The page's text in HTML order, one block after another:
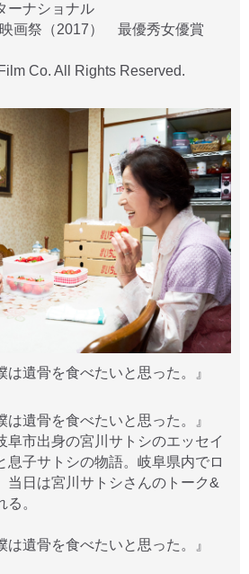
ーナショナル
画祭（2017） 最優秀女優賞
Co. All Rights Reserved.
は遺骨を食べたいと思った。』
は遺骨を食べたいと思った。』
阜市出身の宮川サトシのエッセイ
息子サトシの物語。岐阜県内でロ
当日は宮川サトシさんのトーク&
。
は遺骨を食べたいと思った。』